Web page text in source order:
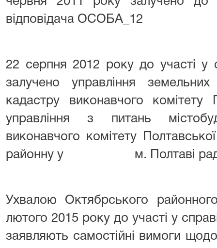
відповідача ОСОБА_12
22 серпня 2012 року до участі у
залучено управління
кадастру виконавчого комітету
управління з питань
виконавчого комітету
районну у м. Полтаві
Ухвалою Октябрського
лютого 2015 року до участі у
заявляють самостійні вимоги